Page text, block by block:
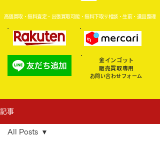
高価買取・無料査定・出張買取可能・無料下取り相談・生前・遺品整理
金インゴット
販売買取専用
お問い合わせフォーム
記事
All Posts